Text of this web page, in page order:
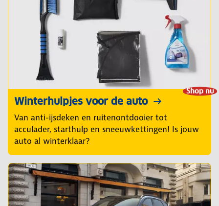
Shop nu
Winterhulpjes voor de auto
Van anti-ijsdeken en ruitenontdooier tot
acculader, starthulp en sneeuwkettingen! Is jouw
auto al winterklaar?